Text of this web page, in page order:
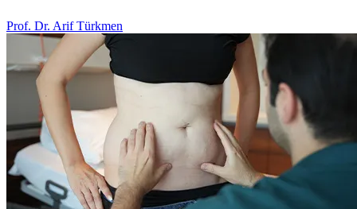
Prof. Dr. Arif Türkmen